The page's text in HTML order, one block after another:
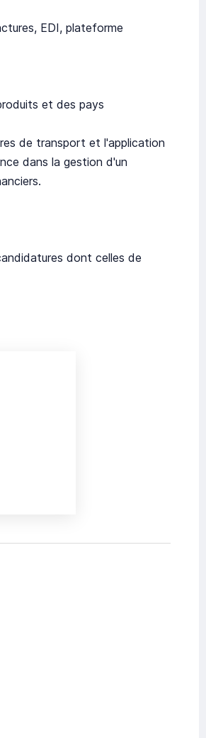
EDI, plateforme
et des pays
de transport et l'application
dans la gestion d'un
dont celles de